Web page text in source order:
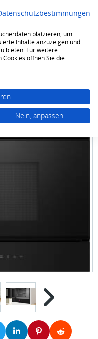
0 platzieren, um
Inhalte anzuzeigen und
bieten. Für weitere
öffnen Sie die
Nein, anpassen